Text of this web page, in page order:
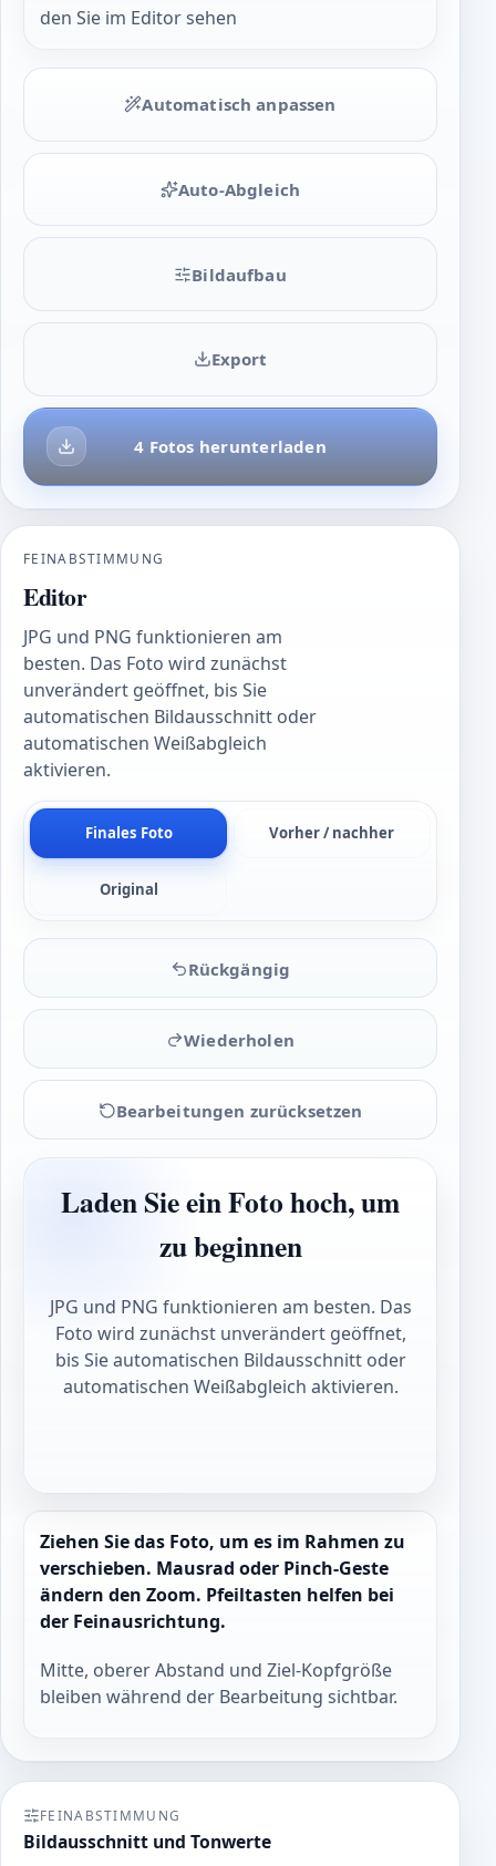
den Sie im Editor sehen
Automatisch anpassen
Auto-Abgleich
Bildaufbau
4 Fotos herunterladen
Export
FEINABSTIMMUNG
Editor
JPG und PNG funktionieren am
besten. Das Foto wird zunächst
unverändert geöffnet, bis Sie
automatischen Bildausschnitt oder
automatischen Weißabgleich
aktivieren.
Finales Foto Vorher / nachher
Original
Rückgängig
Wiederholen
Bearbeitungen zurücksetzen
Laden Sie ein Foto hoch, um
zu beginnen
JPG und PNG funktionieren am besten. Das
Foto wird zunächst unverändert geöffnet,
bis Sie automatischen Bildausschnitt oder
automatischen Weißabgleich aktivieren.
Ziehen Sie das Foto, um es im Rahmen zu
verschieben. Mausrad oder Pinch-Geste
ändern den Zoom. Pfeiltasten helfen bei
der Feinausrichtung.
Mitte, oberer Abstand und Ziel-Kopfgröße
bleiben während der Bearbeitung sichtbar.
FEINABSTIMMUNG
Bildausschnitt und Tonwerte